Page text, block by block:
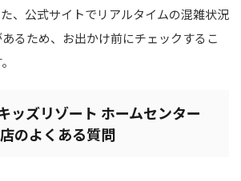
、公式サイトでリアルタイムの混雑状況
るため、お出かけ前にチェックするこ
ッズリゾート ホームセンター
のよくある質問